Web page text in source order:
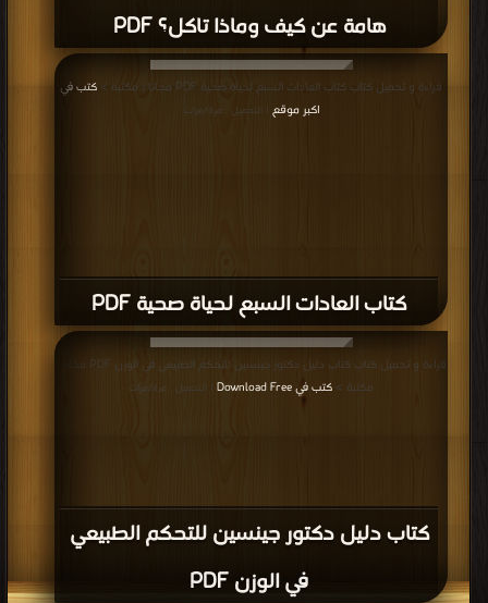
هامة عن كيف وماذا تاكل؟ PDF
كتاب العادات السبع لحياة صحية PDF
قراءة و تحميل كتاب كتاب العادات السبع لحياة صحية PDF مجانا | مكتبة >
كتب في
اكبر موقع
| التحميل : مرة/مرات
كتاب دليل دكتور جينسين للتحكم الطبيعي
في الوزن PDF
قراءة و تحميل كتاب كتاب دليل دكتور جينسين للتحكم الطبيعي في الوزن PDF مجانا |
مكتبة > كتب في Download Free | التحميل : مرة/مرات